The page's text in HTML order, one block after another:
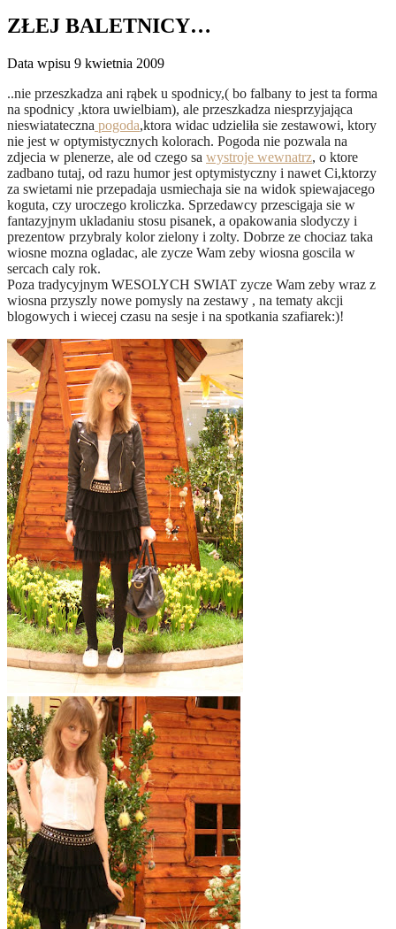
ZŁEJ BALETNICY…
Data wpisu 9 kwietnia 2009
..nie przeszkadza ani rąbek u spodnicy,( bo falbany to jest ta forma
na spodnicy ,ktora uwielbiam), ale przeszkadza niesprzyjająca
nieswiatateczna pogoda,ktora widac udzieliła sie zestawowi, ktory
nie jest w optymistycznych kolorach. Pogoda nie pozwala na
zdjecia w plenerze, ale od czego sa wystroje wewnatrz, o ktore
zadbano tutaj, od razu humor jest optymistyczny i nawet Ci,ktorzy
za swietami nie przepadaja usmiechaja sie na widok spiewajacego
koguta, czy uroczego kroliczka. Sprzedawcy przescigaja sie w
fantazyjnym ukladaniu stosu pisanek, a opakowania slodyczy i
prezentow przybraly kolor zielony i zolty. Dobrze ze chociaz taka
wiosne mozna ogladac, ale zycze Wam zeby wiosna goscila w
sercach caly rok.
Poza tradycyjnym WESOLYCH SWIAT zycze Wam zeby wraz z
wiosna przyszly nowe pomysly na zestawy , na tematy akcji
blogowych i wiecej czasu na sesje i na spotkania szafiarek:)!